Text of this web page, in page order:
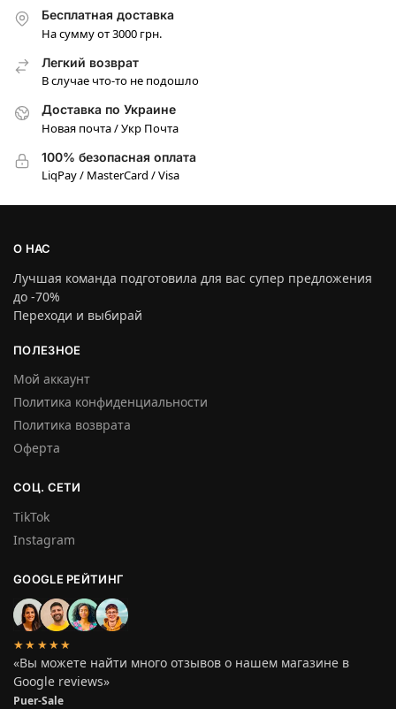
Бесплатная доставка
На сумму от 3000 грн.
Легкий возврат
В случае что-то не подошло
Доставка по Украине
Новая почта / Укр Почта
100% безопасная оплата
LiqPay / MasterCard / Visa
О НАС
Лучшая команда подготовила для вас супер предложения
до -70%
Переходи и выбирай
ПОЛЕЗНОЕ
Мой аккаунт
Политика конфиденциальности
Политика возврата
Оферта
СОЦ. СЕТИ
TikTok
Instagram
GOOGLE РЕЙТИНГ
★★★★★
«Вы можете найти много отзывов о нашем магазине в
Google reviews»
Puer-Sale